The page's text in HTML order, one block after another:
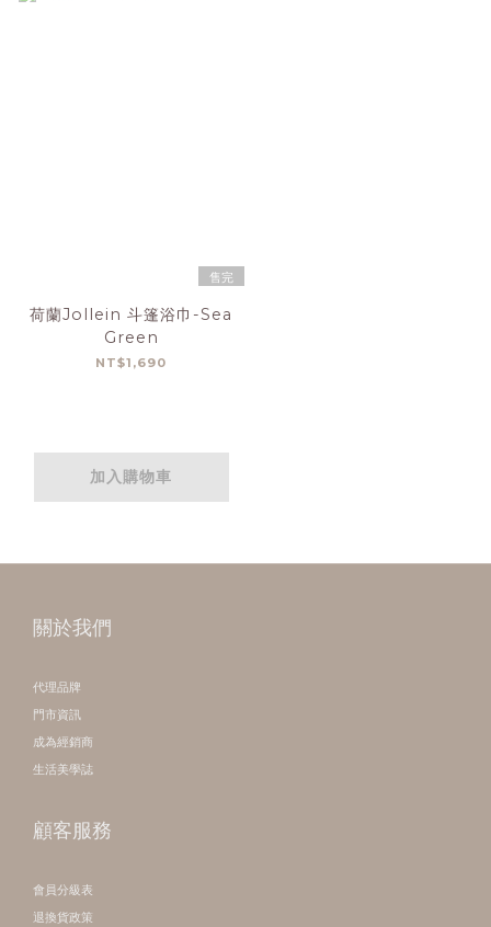
售完
荷蘭Jollein 斗篷浴巾-Sea
Green
NT$1,690
加入購物車
關於我們
代理品牌
門市資訊
成為經銷商
生活美學誌
顧客服務
會員分級表
退換貨政策